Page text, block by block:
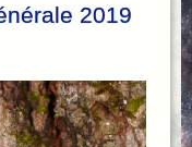
2019